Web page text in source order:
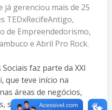
já gerenciou mais de 25
TEDxRecifeAntigo,
de Empreendedorismo,
e Abril Pro Rock.
faz parte da XXI
que teve início na
áreas de negócios,
sempre com preços